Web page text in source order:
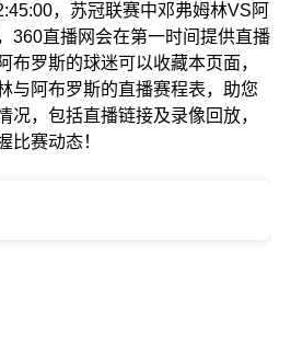
，苏冠联赛中邓弗姆林VS阿
360直播网会在第一时间提供直播
布罗斯的球迷可以收藏本页面，
与阿布罗斯的直播赛程表，助您
况，包括直播链接及录像回放，
比赛动态！